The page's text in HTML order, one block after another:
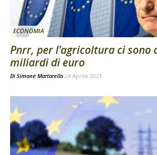
ECONOMIA
Pnrr, per l’agricoltura ci sono
miliardi di euro
Di Simone Martarello 24 Aprile 2021